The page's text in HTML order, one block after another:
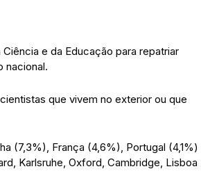
e da Educação para repatriar
nacional.
que vivem no exterior ou que
(7,3%), França (4,6%), Portugal (4,1%)
Karlsruhe, Oxford, Cambridge, Lisboa